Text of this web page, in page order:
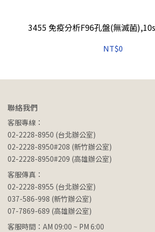
3455 免疫分析F96孔盤(無滅菌
NT$0
聯絡我們
客服專線：
02-2228-8950 (台北辦公室)
02-2228-8950#208 (新竹辦公室)
02-2228-8950#209 (高雄辦公室)
客服傳真：
02-2228-8955 (台北辦公室)
037-586-998 (新竹辦公室)
07-7869-689 (高雄辦公室)
客服時間：AM 09:00 ~ PM 6:00